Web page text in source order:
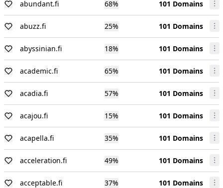
abundant.fi 68% 101 Domains
abuzz.fi 25% 101 Domains
abyssinian.fi 18% 101 Domains
academic.fi 65% 101 Domains
acadia.fi 57% 101 Domains
acajou.fi 15% 101 Domains
acapella.fi 35% 101 Domains
acceleration.fi 49% 101 Domains
acceptable.fi 37% 101 Domains